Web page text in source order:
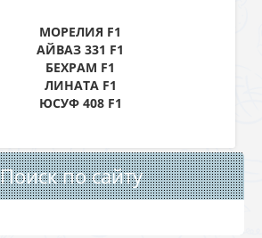
MОРЕЛИЯ F1
АЙВАЗ 331 F1
БЕХРАМ F1
ЛИНАТА F1
ЮСУФ 408 F1
Поиск по сайту